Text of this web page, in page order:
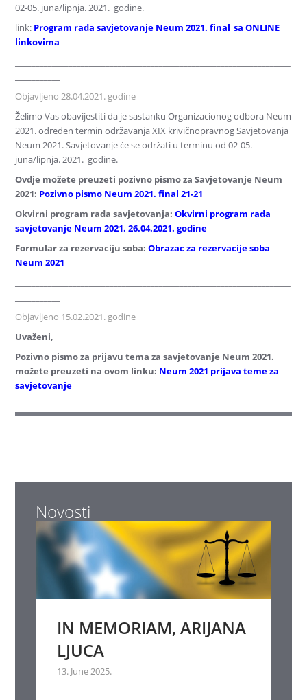
02-05. juna/lipnja. 2021. godine.
link: Program rada savjetovanje Neum 2021. final_sa ONLINE
linkovima
Objavljeno 28.04.2021. godine
Želimo Vas obavijestiti da je sastanku Organizacionog odbora Neum
2021. određen termin održavanja XIX krivičnopravnog Savjetovanja
Neum 2021. Savjetovanje će se održati u terminu od 02-05.
juna/lipnja. 2021. godine.
Ovdje možete preuzeti pozivno pismo za Savjetovanje Neum
2021: Pozivno pismo Neum 2021. final 21-21
Okvirni program rada savjetovanja: Okvirni program rada
savjetovanje Neum 2021. 26.04.2021. godine
Formular za rezervaciju soba: Obrazac za rezervacije soba
Neum 2021
Objavljeno 15.02.2021. godine
Uvaženi,
Pozivno pismo za prijavu tema za savjetovanje Neum 2021.
možete preuzeti na ovom linku: Neum 2021 prijava teme za
savjetovanje
Novosti
IN MEMORIAM, ARIJANA
LJUCA
13. June 2025.